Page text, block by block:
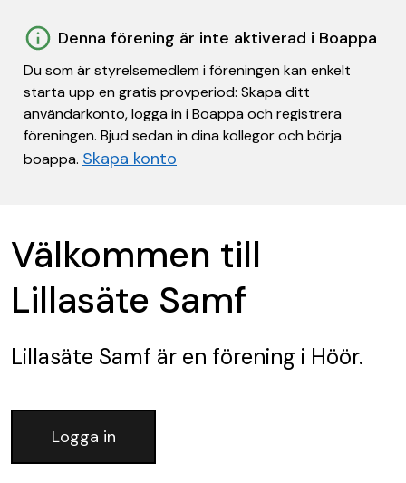
Denna förening är inte aktiverad i Boappa
Du som är styrelsemedlem i föreningen kan enkelt
starta upp en gratis provperiod: Skapa ditt
användarkonto, logga in i Boappa och registrera
föreningen. Bjud sedan in dina kollegor och börja
boappa. Skapa konto
Välkommen till
Lillasäte Samf
Lillasäte Samf är en förening i Höör.
Logga in